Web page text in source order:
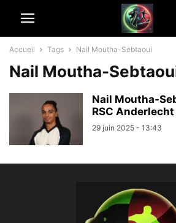
Accueil Tags Nail Moutha-Sebtaoui
Nail Moutha-
Nail Moutha-
RSC Anderlecht
29 juin 2025 - 13:43